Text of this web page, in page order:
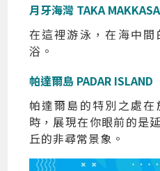
月牙海灣 TAKA
在這裡游泳，在海中
浴。
帕達爾島 PADAR ISLAND
帕達爾島的特別之處
時，展現在你眼前的是
丘的非尋常景象。